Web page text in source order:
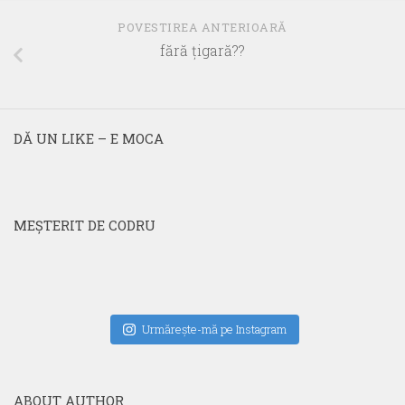
POVESTIREA ANTERIOARĂ
fără ţigară??
DĂ UN LIKE – E MOCA
MEŞTERIT DE CODRU
Urmăreşte-mă pe Instagram
ABOUT AUTHOR